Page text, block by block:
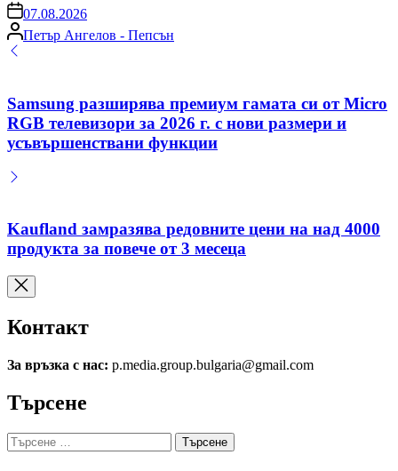
on07.08.2026
Posted
by
Петър Ангелов - Пепсън
Samsung разширява премиум гамата си от Micro
RGB телевизори за 2026 г. с нови размери и
усъвършенствани функции
Kaufland замразява редовните цени на над 4000
продукта за повече от 3 месеца
Контакт
За връзка с нас: p.media.group.bulgaria@gmail.com
Търсене
Търсене
за: